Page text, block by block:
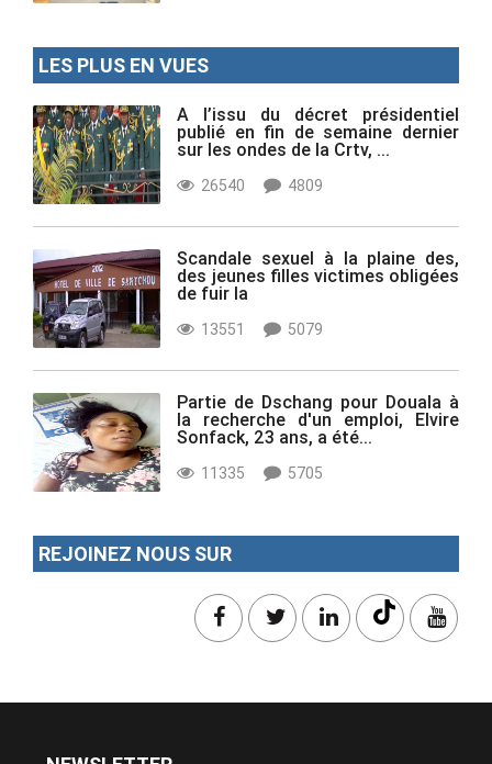
LES PLUS EN VUES
A l’issu du décret présidentiel
publié en fin de semaine dernier
sur les ondes de la Crtv, ...
26540 4809
Scandale sexuel à la plaine des,
des jeunes filles victimes obligées
de fuir la
13551 5079
Partie de Dschang pour Douala à
la recherche d'un emploi, Elvire
Sonfack, 23 ans, a été...
11335 5705
REJOINEZ NOUS SUR